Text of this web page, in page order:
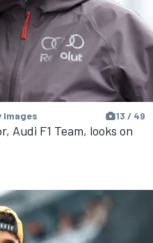
Images 13 / 49
Audi F1 Team, looks on